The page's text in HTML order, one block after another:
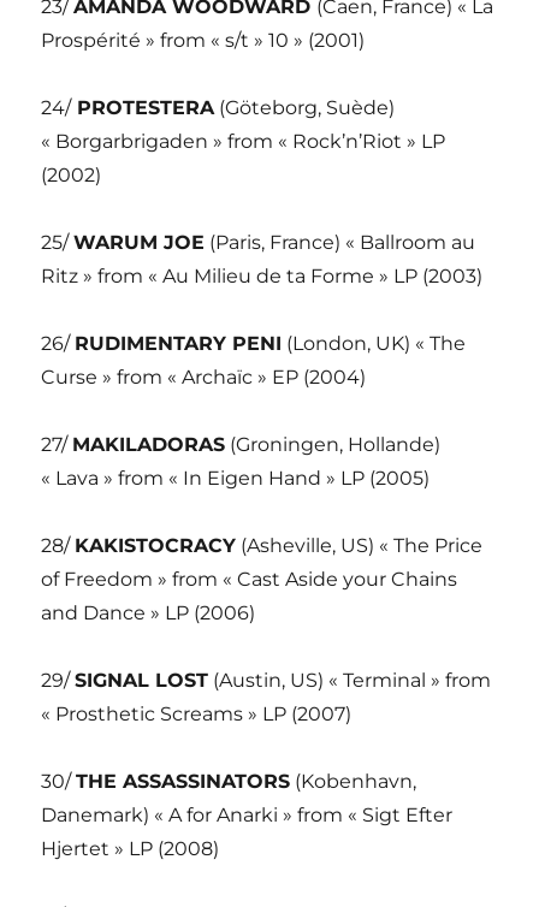
23/AMANDA WOODWARD (Caen, France) « La
Prospérité » from « s/t » 10 » (2001)
24/PROTESTERA(Göteborg, Suède)
« Borgarbrigaden » from « Rock’n’Riot » LP
(2002)
25/WARUM JOE (Paris, France) « Ballroom au
Ritz » from « Au Milieu de ta Forme » LP (2003)
26/ RUDIMENTARY PENI (London, UK) « The
Curse » from « Archaïc » EP (2004)
27/ MAKILADORAS (Groningen, Hollande)
« Lava » from « In Eigen Hand » LP (2005)
28/ KAKISTOCRACY (Asheville, US) « The Price
of Freedom » from « Cast Aside your Chains
and Dance » LP (2006)
29/SIGNAL LOST (Austin, US) « Terminal » from
« Prosthetic Screams » LP (2007)
30/THE ASSASSINATORS (Kobenhavn,
Danemark) « A for Anarki » from « Sigt Efter
Hjertet » LP (2008)